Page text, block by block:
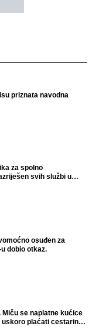
priznata navodna
za spolno
svih službi u
osuđen za
dobio otkaz.
se naplatne kućice
plaćati cestarinu